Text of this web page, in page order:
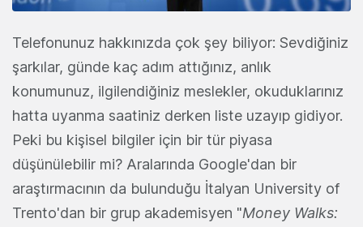
Telefonunuz hakkınızda çok şey biliyor: Sevdiğiniz
şarkılar, günde kaç adım attığınız, anlık
konumunuz, ilgilendiğiniz meslekler, okuduklarınız
hatta uyanma saatiniz derken liste uzayıp gidiyor.
Peki bu kişisel bilgiler için bir tür piyasa
düşünülebilir mi? Aralarında Google'dan bir
araştırmacının da bulunduğu İtalyan University of
Trento'dan bir grup akademisyen "Money Walks: